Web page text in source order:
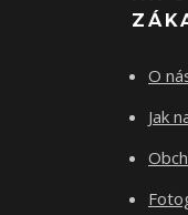
O
Jak